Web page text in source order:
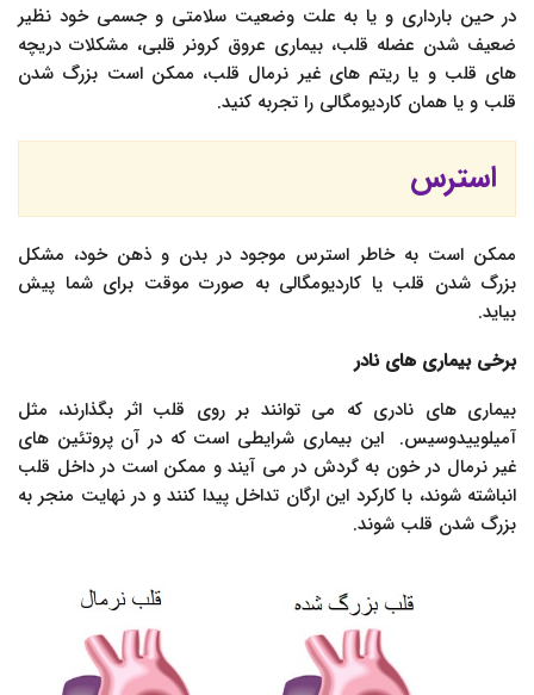
در حین بارداری و یا به علت وضعیت سلامتی و جسمی خود نظیر
ضعیف شدن عضله قلب، بیماری عروق کرونر قلبی، مشکلات دریچه
های قلب و یا ریتم های غیر نرمال قلب، ممکن است بزرگ شدن
قلب و یا همان کاردیومگالی را تجربه کنید.
استرس
ممکن است به خاطر استرس موجود در بدن و ذهن خود، مشکل
بزرگ شدن قلب یا کاردیومگالی به صورت موقت برای شما پیش
بیاید.
برخی بیماری های نادر
بیماری های نادری که می توانند بر روی قلب اثر بگذارند، مثل
آمیلوییدوسیس. این بیماری شرایطی است که در آن پروتئین های
غیر نرمال در خون به گردش در می آیند و ممکن است در داخل قلب
انباشته شوند، با کارکرد این ارگان تداخل پیدا کنند و در نهایت منجر به
بزرگ شدن قلب شوند.